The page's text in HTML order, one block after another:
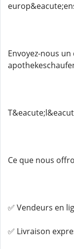
Envoyez-nous
Ce que nous
✅ Vendeurs en
✅ Livraison